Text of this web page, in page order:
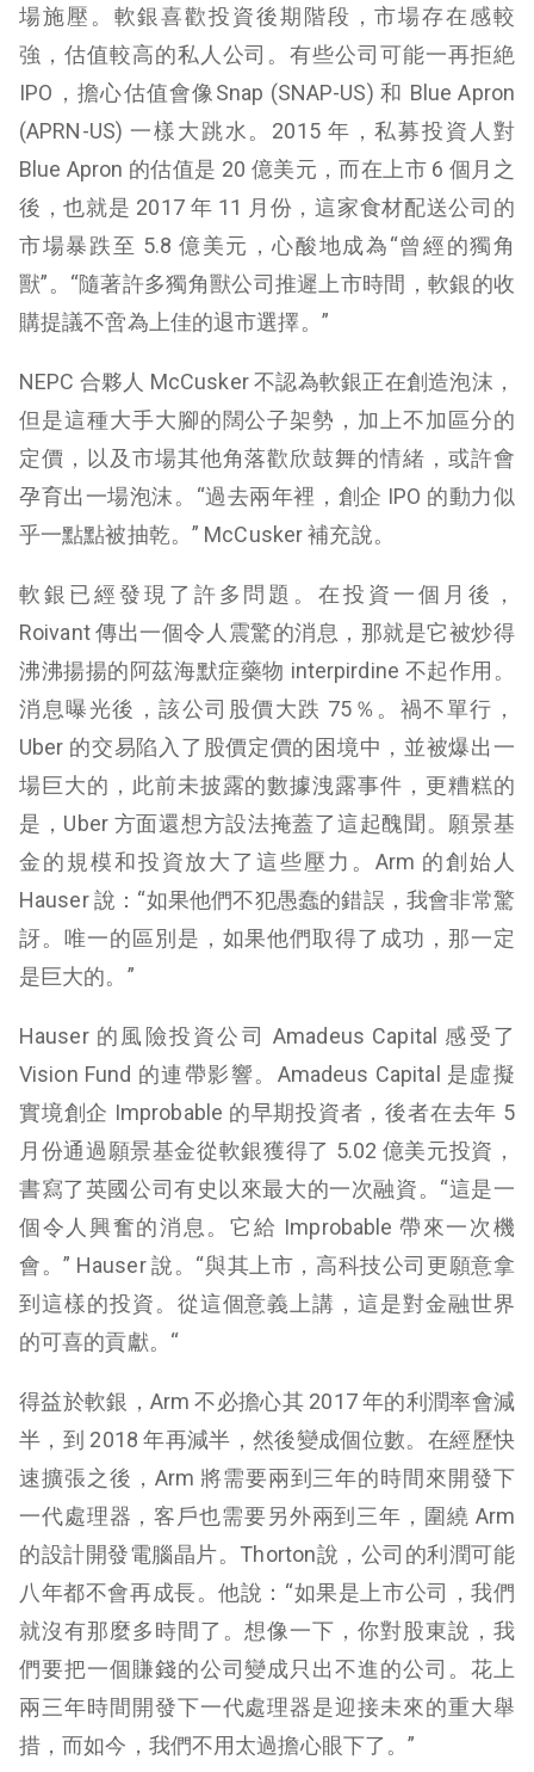
場施壓。軟銀喜歡投資後期階段，市場存在感較
強，估值較高的私人公司。有些公司可能一再拒絶
IPO，擔心估值會像Snap (SNAP-US) 和 Blue Apron
(APRN-US) 一樣大跳水。2015 年，私募投資人對
Blue Apron 的估值是 20 億美元，而在上市 6 個月之
後，也就是 2017 年 11 月份，這家食材配送公司的
市場暴跌至 5.8 億美元，心酸地成為“曾經的獨角
獸”。“隨著許多獨角獸公司推遲上市時間，軟銀的收
購提議不啻為上佳的退市選擇。”
NEPC 合夥人 McCusker 不認為軟銀正在創造泡沫，
但是這種大手大腳的闊公子架勢，加上不加區分的
定價，以及市場其他角落歡欣鼓舞的情緒，或許會
孕育出一場泡沫。“過去兩年裡，創企 IPO 的動力似
乎一點點被抽乾。” McCusker 補充說。
軟銀已經發現了許多問題。在投資一個月後，
Roivant 傳出一個令人震驚的消息，那就是它被炒得
沸沸揚揚的阿茲海默症藥物 interpirdine 不起作用。
消息曝光後，該公司股價大跌 75％。禍不單行，
Uber 的交易陷入了股價定價的困境中，並被爆出一
場巨大的，此前未披露的數據洩露事件，更糟糕的
是，Uber 方面還想方設法掩蓋了這起醜聞。願景基
金的規模和投資放大了這些壓力。Arm 的創始人
Hauser 說：“如果他們不犯愚蠢的錯誤，我會非常驚
訝。唯一的區別是，如果他們取得了成功，那一定
是巨大的。”
Hauser 的風險投資公司 Amadeus Capital 感受了
Vision Fund 的連帶影響。Amadeus Capital 是虛擬
實境創企 Improbable 的早期投資者，後者在去年 5
月份通過願景基金從軟銀獲得了 5.02 億美元投資，
書寫了英國公司有史以來最大的一次融資。“這是一
個令人興奮的消息。它給 Improbable 帶來一次機
會。” Hauser 說。“與其上市，高科技公司更願意拿
到這樣的投資。從這個意義上講，這是對金融世界
的可喜的貢獻。“
得益於軟銀，Arm 不必擔心其 2017 年的利潤率會減
半，到 2018 年再減半，然後變成個位數。在經歷快
速擴張之後，Arm 將需要兩到三年的時間來開發下
一代處理器，客戶也需要另外兩到三年，圍繞 Arm
的設計開發電腦晶片。Thorton說，公司的利潤可能
八年都不會再成長。他說：“如果是上市公司，我們
就沒有那麼多時間了。想像一下，你對股東說，我
們要把一個賺錢的公司變成只出不進的公司。花上
兩三年時間開發下一代處理器是迎接未來的重大舉
措，而如今，我們不用太過擔心眼下了。”